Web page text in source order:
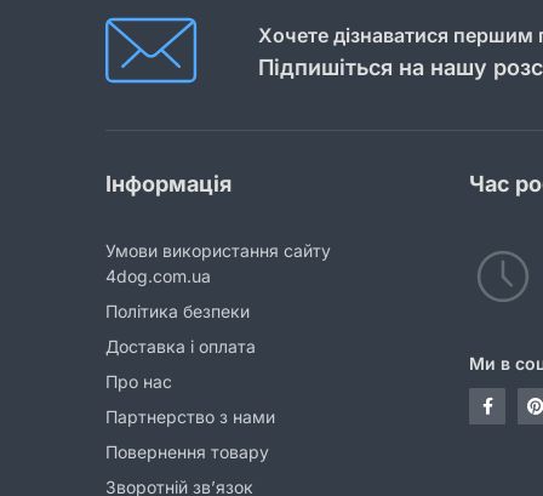
Хочете дізнаватися першим
Підпишіться на нашу
Інформація
Умови використання сайту
4dog.com.ua
Політика безпеки
Доставка і оплата
Про нас
Партнерство з нами
Повернення товару
Зворотній зв’язок
Час
Ми в